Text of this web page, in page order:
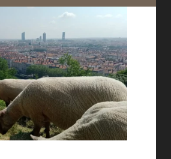
VOUS
MANGEZ?